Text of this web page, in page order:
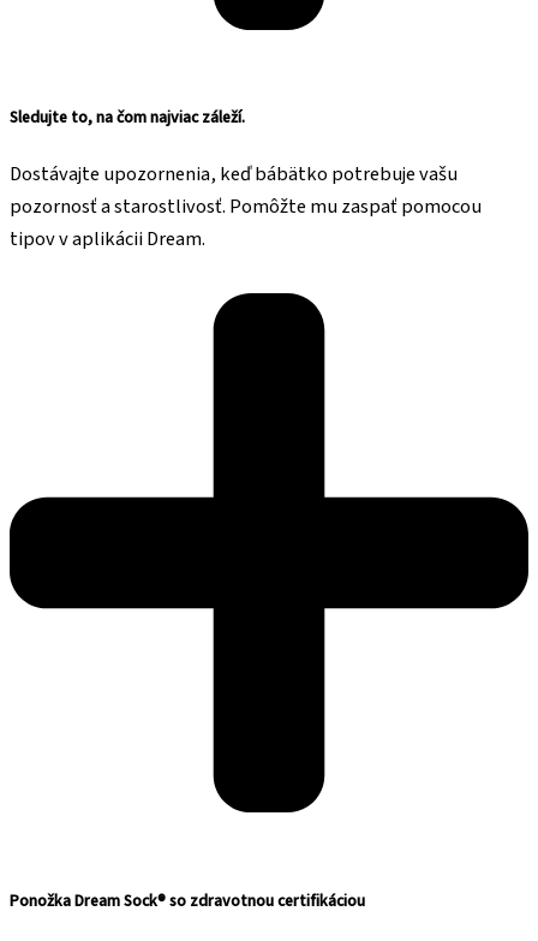
Sledujte to, na čom najviac záleží.
Dostávajte upozornenia, keď bábätko potrebuje vašu
pozornosť a starostlivosť. Pomôžte mu zaspať pomocou
tipov v aplikácii Dream.
Ponožka Dream Sock® so zdravotnou certifikáciou